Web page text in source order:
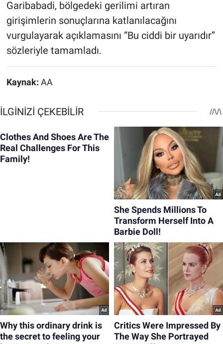
Garibabadi, bölgedeki gerilimi artıran
girişimlerin sonuçlarına katlanılacağını
vurgulayarak açıklamasını “Bu ciddi bir uyarıdır”
sözleriyle tamamladı.
Kaynak: AA